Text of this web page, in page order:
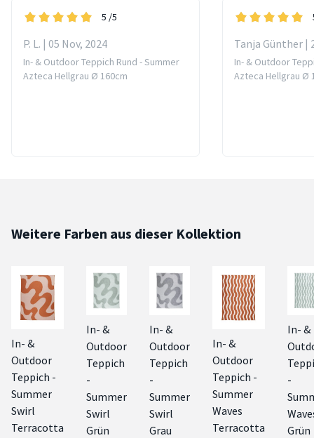
5 /5
P. L. | 05 Nov, 2024
In- & Outdoor Teppich Rund - Summer
Azteca Hellgrau Ø 160cm
Tanja Günther |
In- & Outdoor
Azteca Hellgrau Ø
Weitere Farben aus dieser Kollektion
In- &
Outdoor
Teppich -
Summer
Swirl
Terracotta
In- &
Outdoor
Teppich
-
Summer
Swirl
Grün
In- &
Outdoor
Teppich
-
Summer
Swirl
Grau
In- &
Outdoor
Teppich -
Summer
Waves
Terracotta
In- &
-
Grün